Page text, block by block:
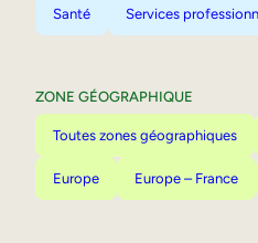
Santé Services
ZONE GÉOGRAPHIQUE
Toutes zones géographiques
Europe Europe – France